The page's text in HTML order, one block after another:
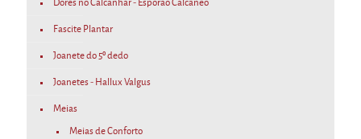
Dores no Calcanhar - Esporão Calcâneo
Fascite Plantar
Joanete do 5º dedo
Joanetes - Hallux Valgus
Meias
Meias de Conforto